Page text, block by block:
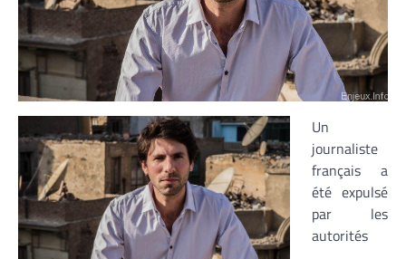
Un
journaliste
français a
été expulsé
par les
autorités